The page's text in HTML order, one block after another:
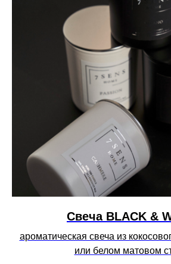
Свеча BLACK &
ароматическая свеча из
или белом матовом